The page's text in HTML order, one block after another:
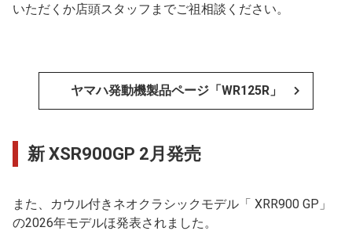
いただくか店頭スタッフまでご祖相談ください。
ヤマハ発動機製品ページ「WR125R」
新 XSR900GP 2月発売
また、カウル付きネオクラシックモデル「 XRR900 GP」
の2026年モデルほ発表されました。